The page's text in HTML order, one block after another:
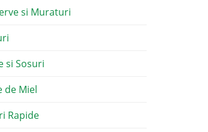
si Muraturi
si Sosuri
de Miel
Rapide